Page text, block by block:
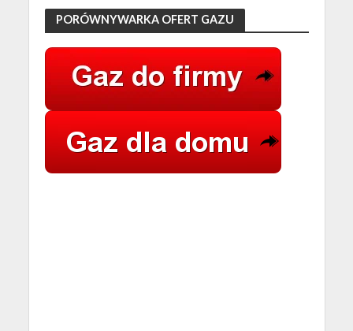
PORÓWNYWARKA OFERT GAZU